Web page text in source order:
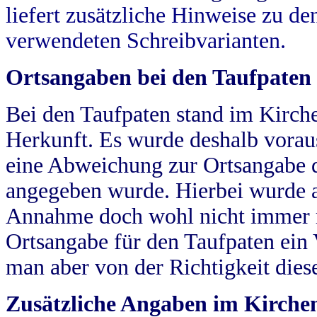
liefert zusätzliche Hinweise zu
verwendeten Schreibvarianten.
Ortsangaben bei den Taufpaten
Bei den Taufpaten stand im
Herkunft. Es wurde deshalb
eine Abweichung zur
angegeben wurde. Hierbei wurde
Annahme doch wohl nicht
Ortsangabe für den Taufpaten
man aber von der Richtigkeit
Zusätzliche Angaben im